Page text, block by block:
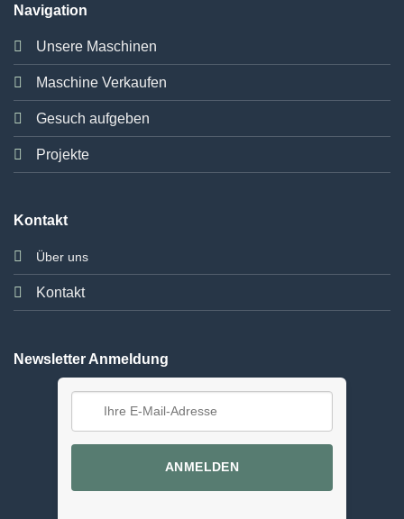
Navigation
Unsere Maschinen
Maschine Verkaufen
Gesuch aufgeben
Projekte
Kontakt
Über uns
Kontakt
Newsletter Anmeldung
ANMELDEN